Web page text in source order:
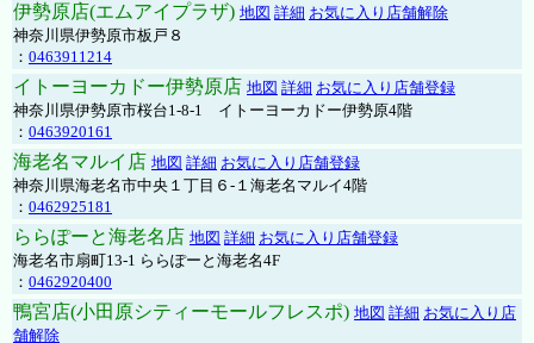
伊勢原店(エムアイプラザ) 地図 詳細 お気に入り店舗解除
神奈川県伊勢原市板戸８
： 0463911214
イトーヨーカドー伊勢原店 地図 詳細 お気に入り店舗登録
神奈川県伊勢原市桜台1-8-1 イトーヨーカドー伊勢原4階
： 0463920161
海老名マルイ店 地図 詳細 お気に入り店舗登録
神奈川県海老名市中央１丁目６-１海老名マルイ4階
： 0462925181
ららぽーと海老名店 地図 詳細 お気に入り店舗登録
海老名市扇町13-1 ららぽーと海老名4F
： 0462920400
鴨宮店(小田原シティーモールフレスポ) 地図 詳細 お気に入り店
舗解除